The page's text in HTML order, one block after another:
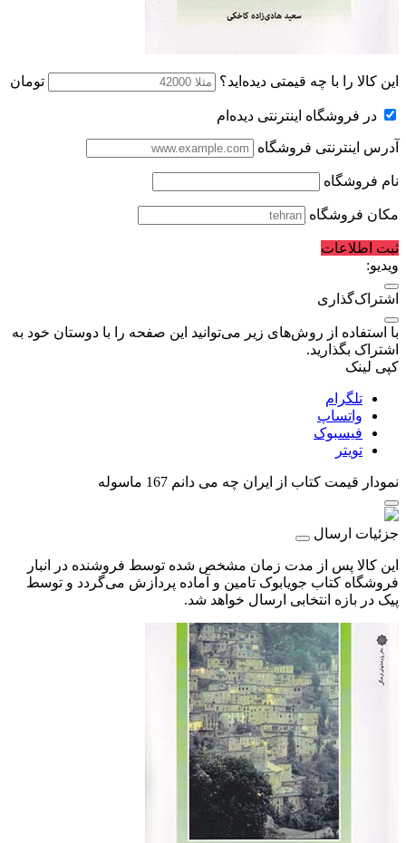
این کالا را با چه قیمتی دیده‌اید؟ تومان
در فروشگاه اینترنتی دیده‌ام
آدرس اینترنتی فروشگاه
نام فروشگاه
مکان فروشگاه
ثبت اطلاعات
ویدیو:
اشتراک‌گذاری
با استفاده از روش‌های زیر می‌توانید این صفحه را با دوستان خود به
اشتراک بگذارید.
کپی لینک
تلگرام
واتساپ
فیسبوک
تویتر
نمودار قیمت کتاب از ایران چه می دانم 167 ماسوله
جزئیات ارسال
این کالا پس از مدت زمان مشخص شده توسط فروشنده در انبار
فروشگاه کتاب جویابوک تامین و آماده پردازش می‌گردد و توسط
پیک در بازه انتخابی ارسال خواهد شد.